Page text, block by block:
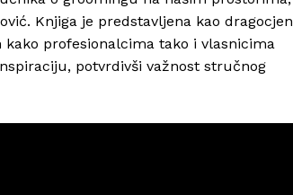
Knjiga je predstavljena kao dragocjen
profesionalcima tako i vlasnicima
potvrdivši važnost stručnog